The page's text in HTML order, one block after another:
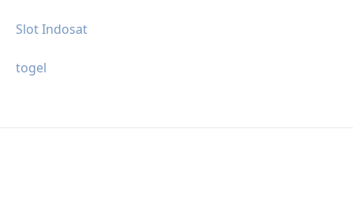
Slot Indosat
togel